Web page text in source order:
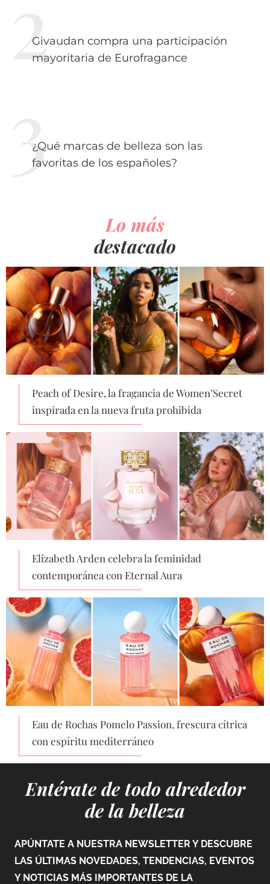
Givaudan compra una participación
mayoritaria de Eurofragance
¿Qué marcas de belleza son las
favoritas de los españoles?
Lo más
destacado
Peach of Desire, la fragancia de Women’Secret
inspirada en la nueva fruta prohibida
Elizabeth Arden celebra la feminidad
contemporánea con Eternal Aura
Eau de Rochas Pomelo Passion, frescura cítrica
con espíritu mediterráneo
Entérate de todo alrededor
de la belleza
APÚNTATE A NUESTRA NEWSLETTER Y DESCUBRE
LAS ÚLTIMAS NOVEDADES, TENDENCIAS, EVENTOS
Y NOTICIAS MÁS IMPORTANTES DE LA